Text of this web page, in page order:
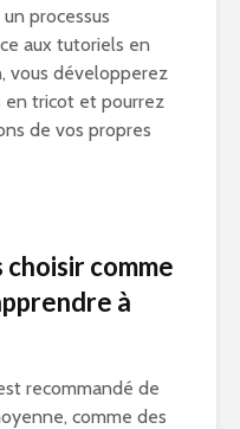
processus
aux tutoriels en
vous développerez
en tricot et pourrez
de vos propres
choisir comme
à
recommandé de
comme des